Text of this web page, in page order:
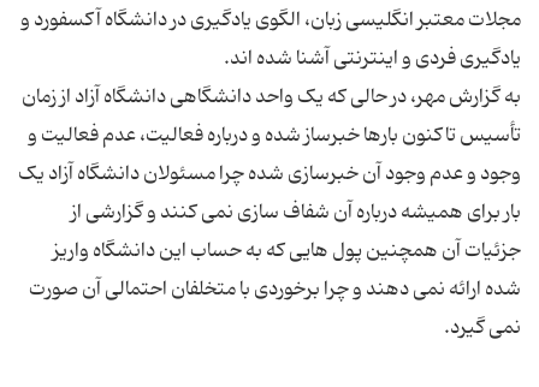
مجلات معتبر انگلیسی زبان، الگوی یادگیری در دانشگاه آکسفورد و
به گزارش مهر، در حالی که یک واحد دانشگاهی دانشگاه آزاد از زمان
تأسیس تاکنون بارها خبرساز شده و درباره فعالیت،‌ عدم فعالیت و
وجود و عدم وجود آن خبرسازی شده چرا مسئولان دانشگاه آزاد یک
بار برای همیشه درباره آن شفاف سازی نمی کنند و گزارشی از
جزئیات آن همچنین پول هایی که به حساب این دانشگاه واریز
شده ارائه نمی دهند و چرا برخوردی با متخلفان احتمالی آن صورت